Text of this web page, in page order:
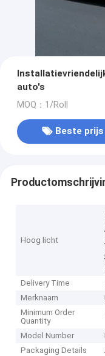
auto's
MOQ：1/Roll
Beste prijs
Hoog licht
,
,
Delivery Time
Merknaam
Minimum Order
Quantity
Model Number
Packaging Details